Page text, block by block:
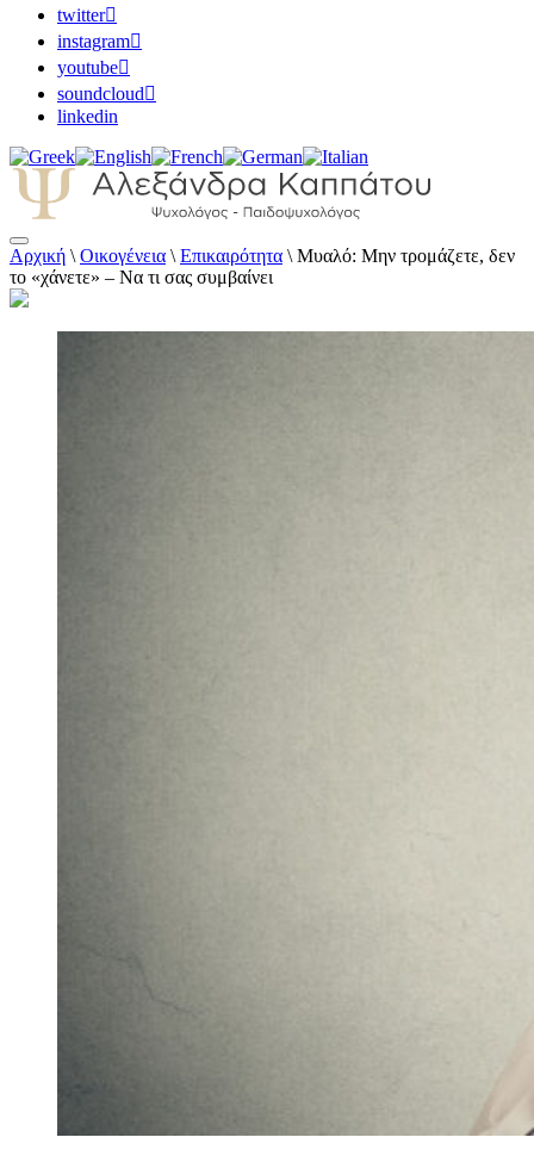
twitter
instagram
youtube
soundcloud
linkedin
Αλεξάνδρα Καππάτου Ψυχολόγος –
Παιδοψυχολόγος
Αρχική \ Οικογένεια \ Επικαιρότητα \ Μυαλό: Μην τρομάζετε, δεν
το «χάνετε» – Να τι σας συμβαίνει